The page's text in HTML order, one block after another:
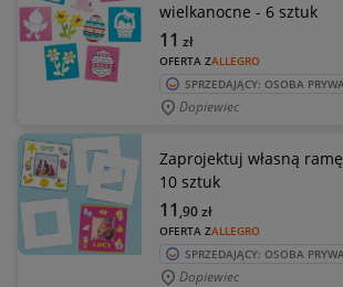
wielkanocne - 6 sztuk
OFERTA ZALLEGRO
11 zł
SPRZEDAJĄCY: OSOBA
Dopiewiec
Zaprojektuj własną
10 sztuk
OFERTA ZALLEGRO
11 ,90zł
SPRZEDAJĄCY: OSOBA
Dopiewiec